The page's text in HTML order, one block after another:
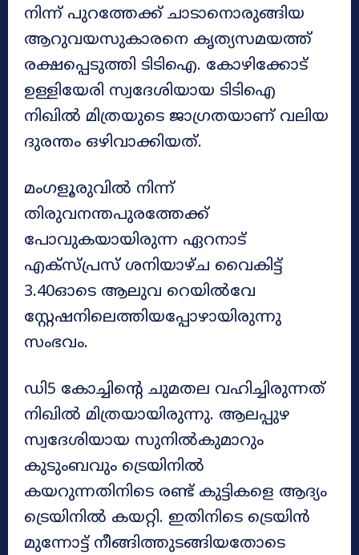
നിന്ന് പുറത്തേക്ക് ചാടാനൊരുങ്ങിയ
ആറുവയസുകാരനെ കൃത്യസമയത്ത്
രക്ഷപ്പെടുത്തി ടിടിഐ. കോഴിക്കോട്
ഉള്ളിയേരി സ്വദേശിയായ ടിടിഐ
നിഖിൽ മിത്രയുടെ ജാഗ്രതയാണ് വലിയ
ദുരന്തം ഒഴിവാക്കിയത്.
മംഗളൂരുവിൽ നിന്ന്
തിരുവനന്തപുരത്തേക്ക്
പോവുകയായിരുന്ന ഏറനാട്
എക്സ്പ്രസ് ശനിയാഴ്ച വൈകിട്ട്
3.40ഓടെ ആലുവ റെയിൽവേ
സ്റ്റേഷനിലെത്തിയപ്പോഴായിരുന്നു
സംഭവം.
ഡി5 കോച്ചിന്റെ ചുമതല വഹിച്ചിരുന്നത്
നിഖിൽ മിത്രയായിരുന്നു. ആലപ്പുഴ
സ്വദേശിയായ സുനിൽകുമാറും
കുടുംബവും ട്രെയിനിൽ
കയറുന്നതിനിടെ രണ്ട് കുട്ടികളെ ആദ്യം
ട്രെയിനിൽ കയറ്റി. ഇതിനിടെ ട്രെയിൻ
മുന്നോട്ട് നീങ്ങിത്തുടങ്ങിയതോടെ